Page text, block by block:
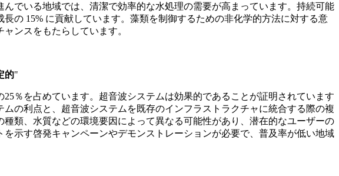
でいる地域では、清潔で効率的な水処理の需要が高まっています。持続可能
の 15% に貢献しています。藻類を制御するための非化学的方法に対する意
ンスをもたらしています。
的"
％を占めています。超音波システムは効果的であることが証明されています
の利点と、超音波システムを既存のインフラストラクチャに統合する際の複
類、水質などの環境要因によって異なる可能性があり、潜在的なユーザーの
示す啓発キャンペーンやデモンストレーションが必要で、普及率が低い地域